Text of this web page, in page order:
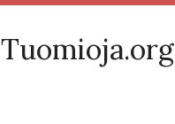
Tuomioja.org